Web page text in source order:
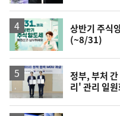
상반기 주식
(~8/31)
정부, 부처
리' 관리 일